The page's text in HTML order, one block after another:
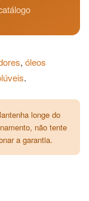
, óleos
.
longe do
não tente
a garantia.